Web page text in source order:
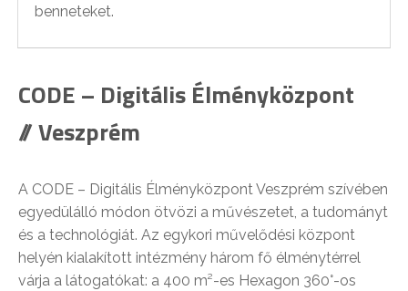
benneteket.
CODE – Digitális Élményközpont
// Veszprém
A CODE – Digitális Élményközpont Veszprém szívében
egyedülálló módon ötvözi a művészetet, a tudományt
és a technológiát. Az egykori művelődési központ
helyén kialakított intézmény három fő élménytérrel
várja a látogatókat: a 400 m²-es Hexagon 360°-os